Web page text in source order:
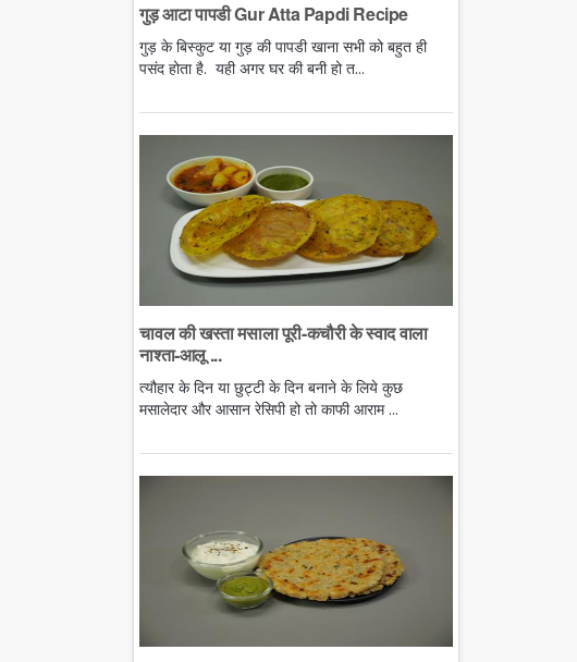
गुड़ आटा पापडी Gur Atta Papdi Recipe
गुड़ के बिस्कुट या गुड़ की पापडी खाना सभी को बहुत ही
पसंद होता है. यही अगर घर की बनी हो त...
चावल की खस्ता मसाला पूरी-कचौरी के स्वाद वाला
नाश्ता-आलू ...
त्यौहार के दिन या छुट्टी के दिन बनाने के लिये कुछ
मसालेदार और आसान रेसिपी हो तो काफी आराम ...